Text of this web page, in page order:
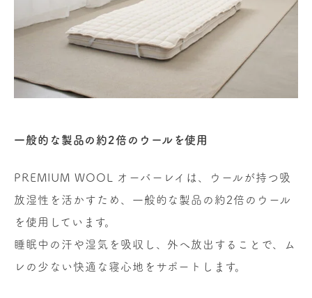
一般的な製品の約2倍のウールを使用
PREMIUM WOOL オーバーレイは、ウールが持つ吸
放湿性を活かすため、一般的な製品の約2倍のウール
を使用しています。
睡眠中の汗や湿気を吸収し、外へ放出することで、ム
レの少ない快適な寝心地をサポートします。